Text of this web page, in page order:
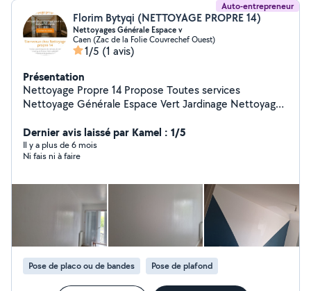
Auto-entrepreneur
Florim Bytyqi (NETTOYAGE PROPRE 14)
Nettoyages Générale Espace v
Caen (Zac de la Folie Couvrechef Ouest)
1/5 (1 avis)
Présentation
Nettoyage Propre 14 Propose Toutes services
Nettoyage Générale Espace Vert Jardinage Nettoyage
Nettoyage garage Nettoyage Vitres Nettoyage
moquette Peinture Posse parquet Montage meuble
Dernier avis laissé par Kamel : 1/5
Il y a plus de 6 mois
Ni fais ni à faire
Pose de placo ou de bandes Pose de plafond